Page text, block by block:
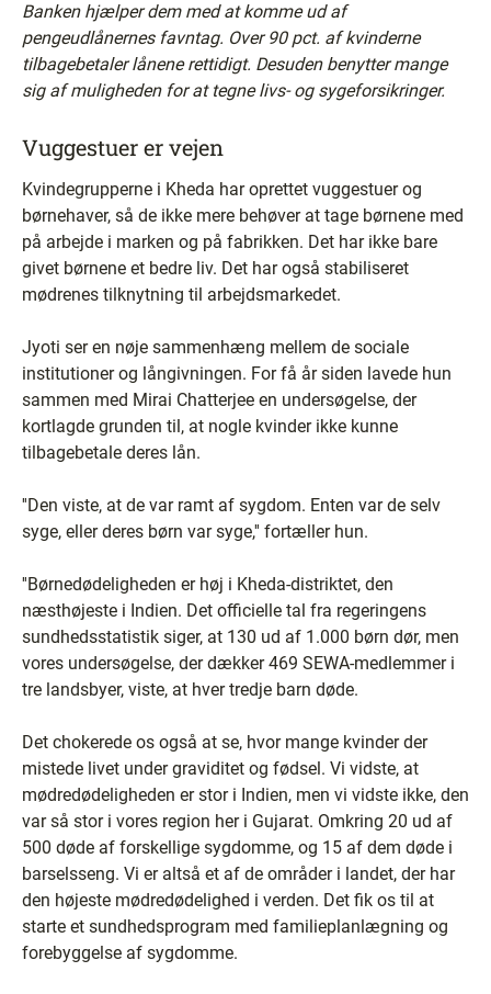
Banken hjælper dem med at komme ud af
pengeudlånernes favntag. Over 90 pct. af kvinderne
tilbagebetaler lånene rettidigt. Desuden benytter mange
sig af muligheden for at tegne livs- og sygeforsikringer.
Vuggestuer er vejen
Kvindegrupperne i Kheda har oprettet vuggestuer og
børnehaver, så de ikke mere behøver at tage børnene med
på arbejde i marken og på fabrikken. Det har ikke bare
givet børnene et bedre liv. Det har også stabiliseret
mødrenes tilknytning til arbejdsmarkedet.
Jyoti ser en nøje sammenhæng mellem de sociale
institutioner og långivningen. For få år siden lavede hun
sammen med Mirai Chatterjee en undersøgelse, der
kortlagde grunden til, at nogle kvinder ikke kunne
tilbagebetale deres lån.
''Den viste, at de var ramt af sygdom. Enten var de selv
syge, eller deres børn var syge,'' fortæller hun.
''Børnedødeligheden er høj i Kheda-distriktet, den
næsthøjeste i Indien. Det officielle tal fra regeringens
sundhedsstatistik siger, at 130 ud af 1.000 børn dør, men
vores undersøgelse, der dækker 469 SEWA-medlemmer i
tre landsbyer, viste, at hver tredje barn døde.
Det chokerede os også at se, hvor mange kvinder der
mistede livet under graviditet og fødsel. Vi vidste, at
mødredødeligheden er stor i Indien, men vi vidste ikke, den
var så stor i vores region her i Gujarat. Omkring 20 ud af
500 døde af forskellige sygdomme, og 15 af dem døde i
barselsseng. Vi er altså et af de områder i landet, der har
den højeste mødredødelighed i verden. Det fik os til at
starte et sundhedsprogram med familieplanlægning og
forebyggelse af sygdomme.